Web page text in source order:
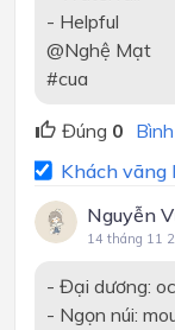
- Helpful
@Nghệ Mạt
#cua
Đúng 0
Khách vãng
Nguyễn
14 tháng 11
- Đại dương:
- Ngọn núi: